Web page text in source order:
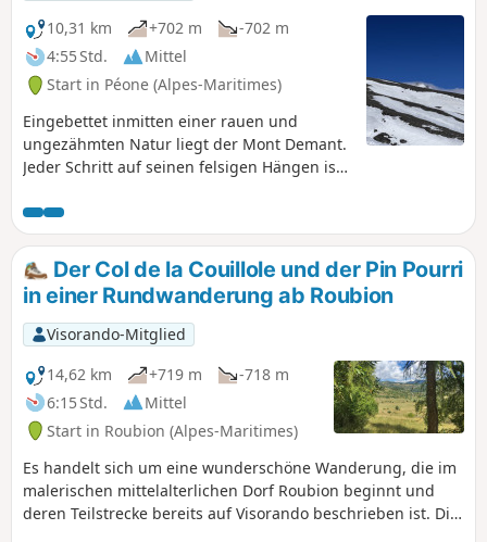
10,31 km
+702 m
-702 m
4:55 Std.
Mittel
Start in Péone (Alpes-Maritimes)
Eingebettet inmitten einer rauen und
ungezähmten Natur liegt der Mont Demant.
Jeder Schritt auf seinen felsigen Hängen ist
gegen die Müdigkeit, aber auch eine
Verbundenheit mit einer atemberaubenden
Landschaft. Je höher man steigt, desto
weiter reicht der Blick über tiefe Täler und
ferne Gipfel, stille Zeugen des
erforderlichen Mutes. Oben auf dem Mont
Demant angekommen, herrscht Stille, die
nur vom Wind unterbrochen wird, der sanft
über die Felsen streicht. Es ist ein Moment,
in dem die Zeit stillsteht und sich die
persönliche Leistung mit der Unendlichkeit
der Welt verbindet. Den Mont Demant zu
bezwingen bedeutet nicht nur, einen Berg
zu besteigen, sondern auch, die eigenen
Der Col de la Couillole und der Pin Pourri
in einer Rundwanderung ab Roubion
Visorando-Mitglied
14,62 km
+719 m
-718 m
6:15 Std.
Mittel
Start in Roubion (Alpes-Maritimes)
Es handelt sich um eine wunderschöne Wanderung, die im
malerischen mittelalterlichen Dorf Roubion beginnt und
deren Teilstrecke bereits auf Visorando beschrieben ist. Die